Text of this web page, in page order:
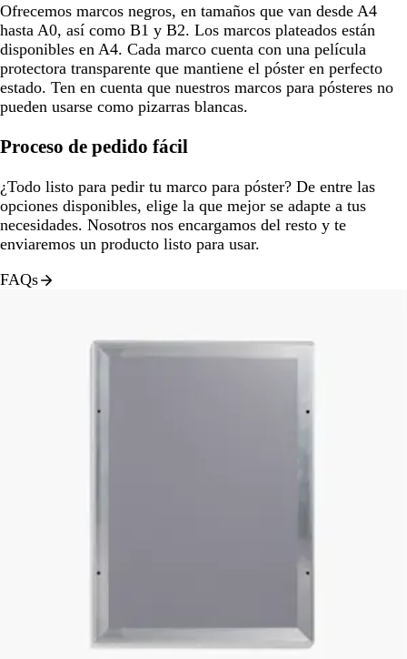
Ofrecemos marcos negros, en tamaños que van desde A4
hasta A0, así como B1 y B2. Los marcos plateados están
disponibles en A4. Cada marco cuenta con una película
protectora transparente que mantiene el póster en perfecto
estado. Ten en cuenta que nuestros marcos para pósteres no
pueden usarse como pizarras blancas.
Proceso de pedido fácil
¿Todo listo para pedir tu marco para póster? De entre las
opciones disponibles, elige la que mejor se adapte a tus
necesidades. Nosotros nos encargamos del resto y te
enviaremos un producto listo para usar.
FAQs